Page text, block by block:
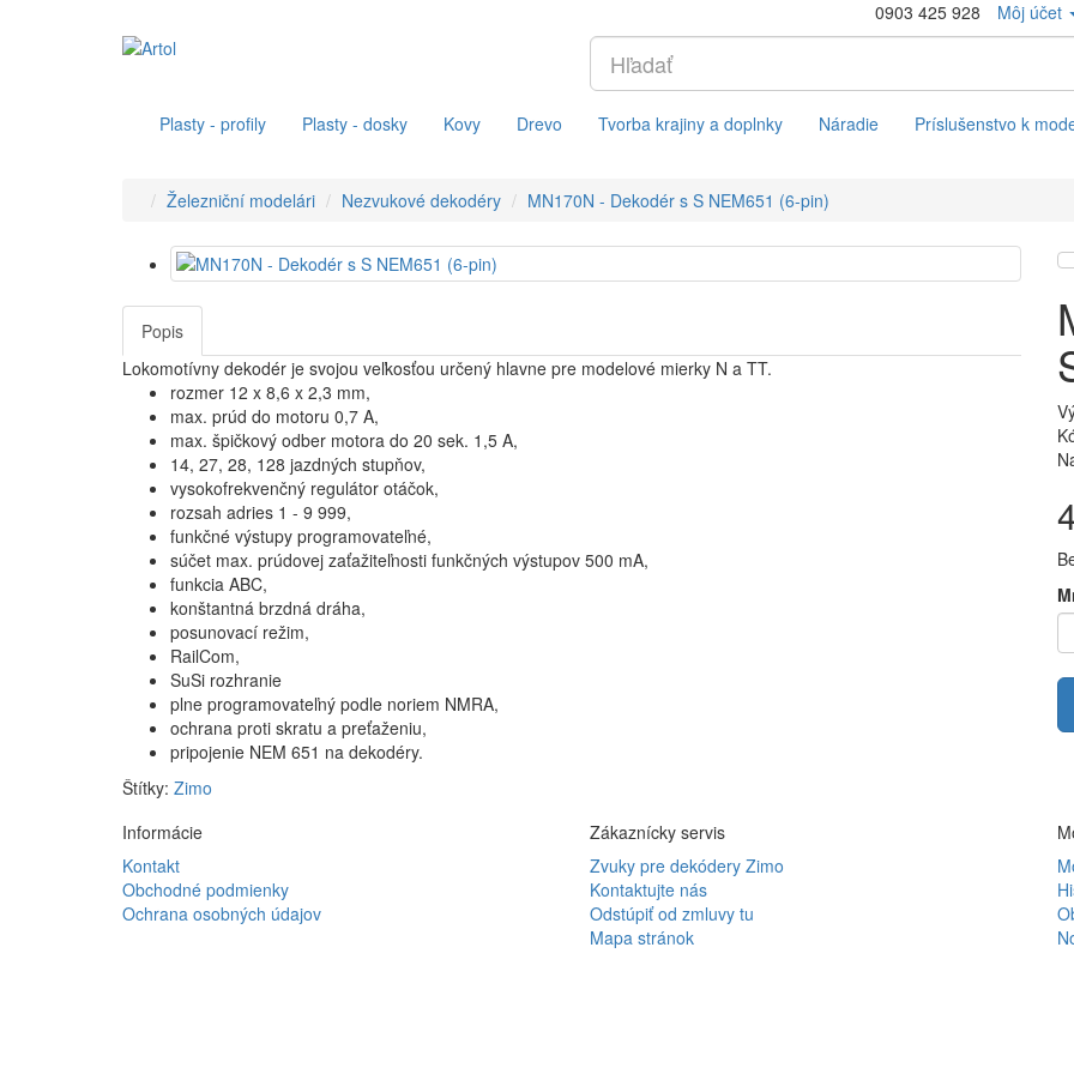
0903 425 928 Môj účet
Plasty - profily Plasty - dosky Kovy Drevo Tvorba krajiny a doplnky Náradie Príslušenstvo k
Železniční modelári Nezvukové dekodéry MN170N - Dekodér s S NEM651 (6-pin)
Popis
Lokomotívny dekodér je svojou veľkosťou určený hlavne pre modelové mierky N a TT.
rozmer 12 x 8,6 x 2,3 mm,
max. prúd do motoru 0,7 A,
max. špičkový odber motora do 20 sek. 1,5 A,
14, 27, 28, 128 jazdných stupňov,
vysokofrekvenčný regulátor otáčok,
rozsah adries 1 - 9 999,
funkčné výstupy programovateľné,
súčet max. prúdovej zaťažiteľnosti funkčných výstupov 500 mA,
funkcia ABC,
konštantná brzdná dráha,
posunovací režim,
RailCom,
SuSi rozhranie
plne programovateľný podle noriem NMRA,
ochrana proti skratu a preťaženiu,
pripojenie NEM 651 na dekodéry.
Štítky: Zimo
Informácie
Kontakt
Obchodné podmienky
Ochrana osobných údajov
Zákaznícky servis
Zvuky pre dekódery Zimo
Kontaktujte nás
Odstúpiť od zmluvy tu
Mapa stránok